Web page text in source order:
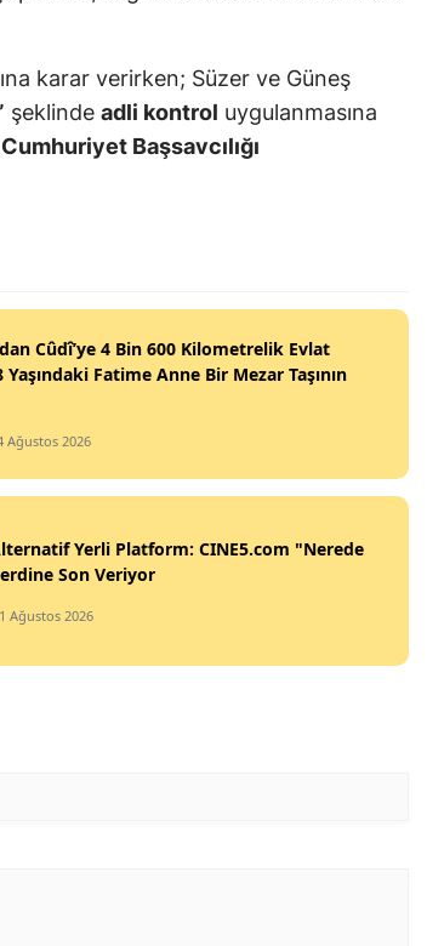
karar verirken; Süzer ve Güneş
şeklinde adli kontrol uygulanmasına
Başsavcılığı
Cûdî’ye 4 Bin 600 Kilometrelik Evlat
Fatime Anne Bir Mezar Taşının
Ağustos 2026
Yerli Platform: CINE5.com "Nerede
Son Veriyor
Ağustos 2026